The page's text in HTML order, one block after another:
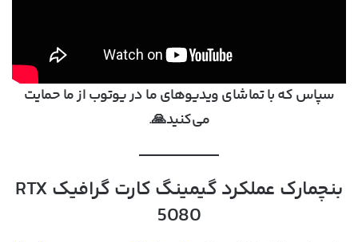
سپاس که با تماشای ویدیوهای ما در یوتوب از ما حمایت
می‌کنید🙏.
بنچمارک عملکرد گیمینگ کارت گرافیک RTX
5080